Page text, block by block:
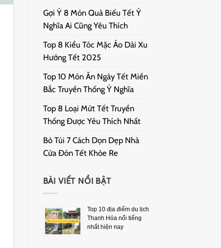
Gợi Ý 8 Món Quà Biếu Tết Ý
Nghĩa Ai Cũng Yêu Thích
Top 8 Kiểu Tóc Mặc Áo Dài Xu
Hướng Tết 2025
Top 10 Món Ăn Ngày Tết Miền
Bắc Truyền Thống Ý Nghĩa
Top 8 Loại Mứt Tết Truyền
Thống Được Yêu Thích Nhất
Bỏ Túi 7 Cách Dọn Dẹp Nhà
Cửa Đón Tết Khỏe Re
BÀI VIẾT NỔI BẬT
Top 10 địa điểm du lịch
Thanh Hóa nổi tiếng
nhất hiện nay